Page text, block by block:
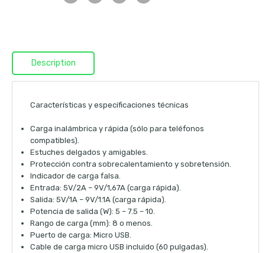
Description
Características y especificaciones técnicas
Carga inalámbrica y rápida (sólo para teléfonos
compatibles).
Estuches delgados y amigables.
Protección contra sobrecalentamiento y sobretensión.
Indicador de carga falsa.
Entrada: 5V/2A – 9V/1,67A (carga rápida).
Salida: 5V/1A – 9V/1.1A (carga rápida).
Potencia de salida (W): 5 – 7.5 – 10.
Rango de carga (mm): 8 o menos.
Puerto de carga: Micro USB.
Cable de carga micro USB incluido (60 pulgadas).